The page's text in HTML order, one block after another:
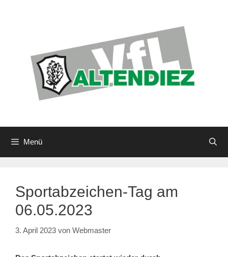
Menü
Sportabzeichen-Tag am
06.05.2023
3. April 2023 von Webmaster